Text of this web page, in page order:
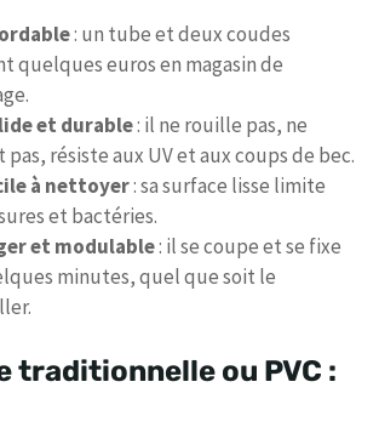
: un tube et deux coudes
quelques euros en magasin de
et durable: il ne rouille pas, ne
résiste aux UV et aux coups de bec.
à nettoyer: sa surface lisse limite
et bactéries.
et modulable: il se coupe et se fixe
minutes, quel que soit le
traditionnelle ou PVC :